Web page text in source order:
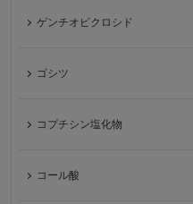
ゲンチオピクロシド
ゴシツ
コプチシン塩化物
コール酸